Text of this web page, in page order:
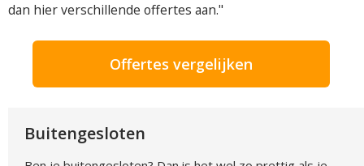
dan hier verschillende offertes aan."
Offertes vergelijken
Buitengesloten